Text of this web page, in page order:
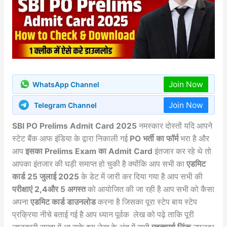
WhatsApp Channel Join Now
Telegram Channel Join Now
SBI PO Prelims Admit Card 2025 नमस्कार दोस्तों यदि आपने
स्टेट बैंक आफ इंडिया के द्वारा निकाली गई PO भर्ती का फॉर्मभरा है और
आप इसका Prelims Exam का Admit Card इंतजार कर रहे थे तो
आपका इंतजार की घड़ी समाप्त हो चुकी है क्योंकि आप सभी काएडमिट
कार्ड 25 जुलाई 2025 के डेट में जारी कर दिया गया है आप सभी की
परीक्षाएं 2,4और 5 अगस्तको आयोजित की जा रही है आप सभी को कैसा
अपना एडमिट कार्ड डाउनलोडकरना है जिसका पूरा स्टेप बाय स्टेप
प्रक्रिया नीचे बताई गई है आप ध्यान पूर्वक लेख को पढ़े ताकि पूरी